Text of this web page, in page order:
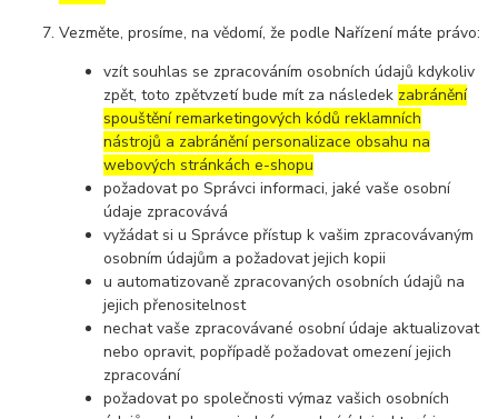
Vezměte, prosíme, na vědomí, že podle Nařízení máte právo:
vzít souhlas se zpracováním osobních údajů kdykoliv
zpět, toto zpětvzetí bude mít za následek zabránění
spouštění remarketingových kódů reklamních
nástrojů a zabránění personalizace obsahu na
webových stránkách e-shopu
požadovat po Správci informaci, jaké vaše osobní
údaje zpracovává
vyžádat si u Správce přístup k vašim zpracovávaným
osobním údajům a požadovat jejich kopii
u automatizovaně zpracovaných osobních údajů na
jejich přenositelnost
nechat vaše zpracovávané osobní údaje aktualizovat
nebo opravit, popřípadě požadovat omezení jejich
zpracování
požadovat po společnosti výmaz vašich osobních